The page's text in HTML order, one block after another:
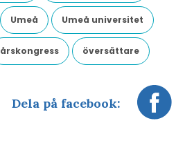
Umeå Umeå universitet
årskongress översättare
Dela på facebook: